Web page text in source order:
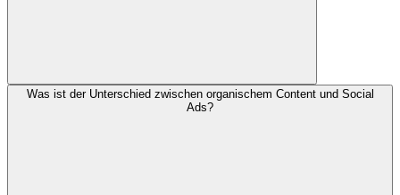
Organisches Wachstum braucht Zeit — realistisch 3–6 Monate, bis
du spürbare Veränderungen bei Reichweite und Engagement siehst.
Was ist der Unterschied zwischen organischem Content und Social
Ads?